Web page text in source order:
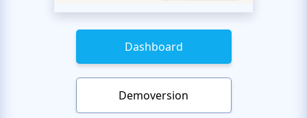
Dashboard
Demoversion